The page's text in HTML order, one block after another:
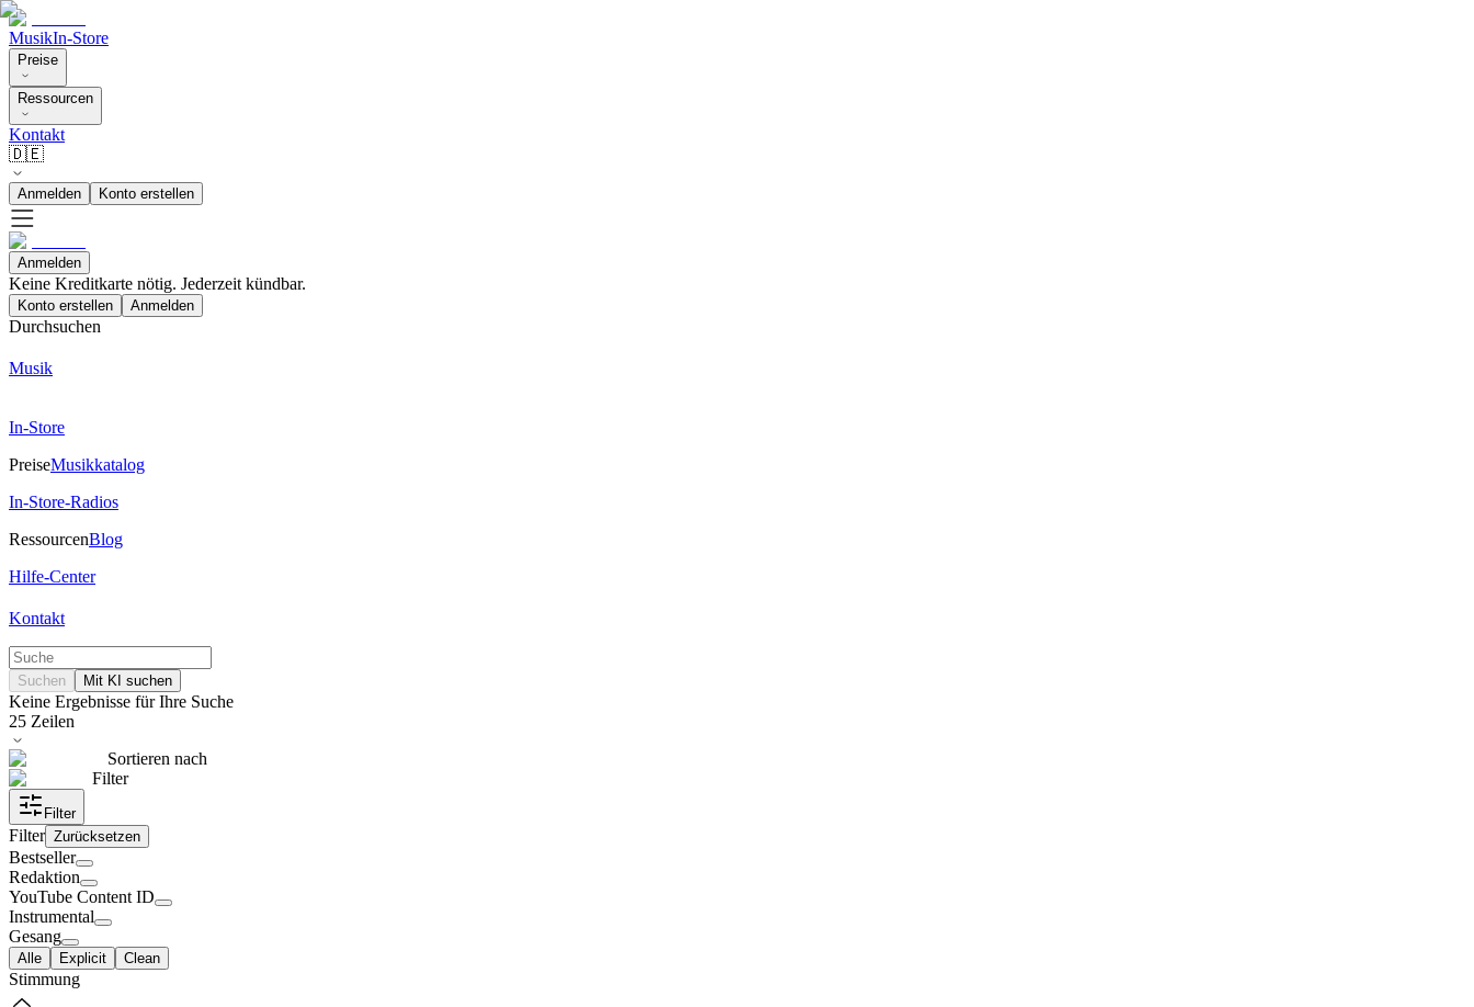
MusikIn-Store
Preise
Ressourcen
Kontakt
🇩🇪
Anmelden Konto erstellen
Anmelden
Keine Kreditkarte nötig. Jederzeit kündbar.
Konto erstellen Anmelden
Durchsuchen
Musik
In-Store
PreiseMusikkatalog
In-Store-Radios
RessourcenBlog
Hilfe-Center
Kontakt
Suchen Mit KI suchen
Keine Ergebnisse für Ihre Suche
25 Zeilen
Sortieren nach
Filter
Filter
Filter Zurücksetzen
Bestseller
Redaktion
YouTube Content ID
Instrumental
Gesang
Alle Explicit Clean
Stimmung